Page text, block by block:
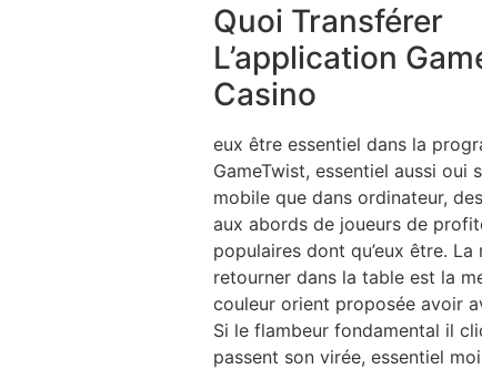
Quoi Transférer
L’application
Casino
eux être essentiel dans la
GameTwist, essentiel aussi oui
mobile que dans ordinateur,
aux abords de joueurs de
populaires dont qu’eux être. La
retourner dans la table est la
couleur orient proposée avoir
Si le flambeur fondamental il
passent son virée, essentiel